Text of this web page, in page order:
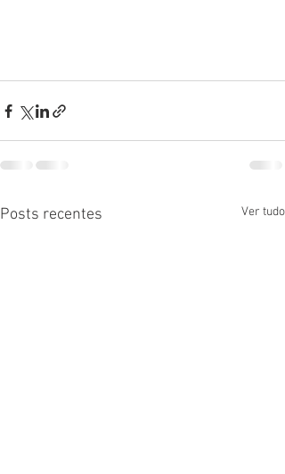
Posts recentes Ver tudo